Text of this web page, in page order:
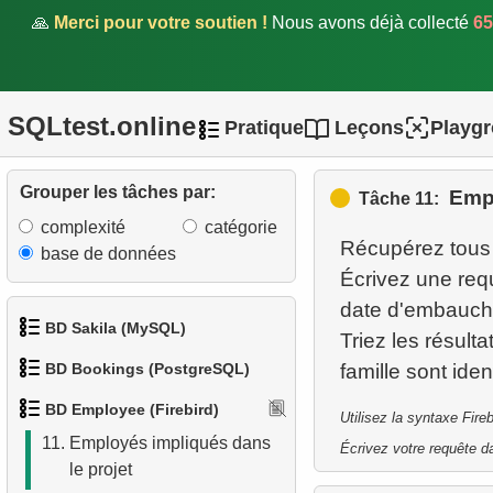
🙏 Merci pour votre soutien ! Nous avons déjà collecté
SQLtest.online Pratique Leçons
Grouper les tâches par:
complexité
catégorie
base de données
BD Sakila (MySQL)
2. Obtenir la liste des noms
d'acteurs
BD Bookings (PostgreSQL)
Liste des aéroports par ville
BD Employee (Firebird)
5.Trouver les employés
6.Trouver les employés par
département
7.Trouver le salaire de
l'employé
Employés avec salaires
9. Employés avec un salaire
11. Employés impliqués dans
le projet
Tâche 11:
Récupérez
Écrivez une
date
Triez les
Utilisez la syntaxe
Écrivez votre requête